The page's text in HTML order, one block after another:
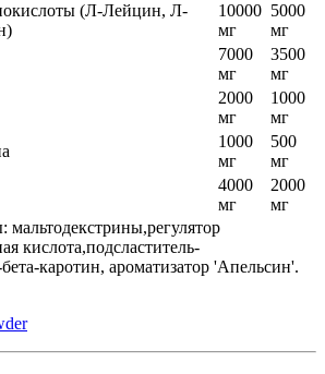
(Л-Лейцин, Л-
10000
мг
5000
мг
7000
мг
3500
мг
2000
мг
1000
мг
1000
мг
500
мг
4000
мг
2000
мг
кислота,подсластитель-
бета-каротин, ароматизатор 'Апельсин'.